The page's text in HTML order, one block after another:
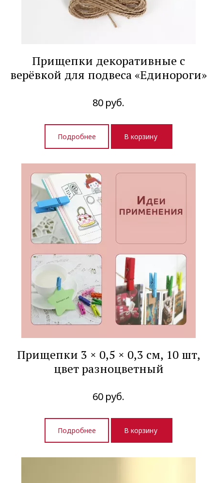
Прищепки декоративные с
верёвкой для подвеса «Единороги»
80 руб.
Подробнее В корзину
Прищепки 3 × 0,5 × 0,3 см, 10 шт,
цвет разноцветный
60 руб.
Подробнее В корзину